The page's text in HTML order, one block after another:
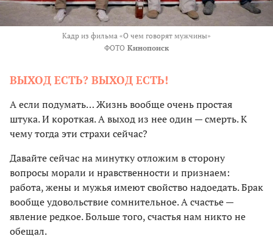
Кадр из фильма «О чем говорят мужчины»
ФОТО Кинопоиск
ВЫХОД ЕСТЬ? ВЫХОД ЕСТЬ!
А если подумать… Жизнь вообще очень простая
штука. И короткая. А выход из нее один — смерть. К
чему тогда эти страхи сейчас?
Давайте сейчас на минутку отложим в сторону
вопросы морали и нравственности и признаем:
работа, жены и мужья имеют свойство надоедать. Брак
вообще удовольствие сомнительное. А счастье —
явление редкое. Больше того, счастья нам никто не
обещал.